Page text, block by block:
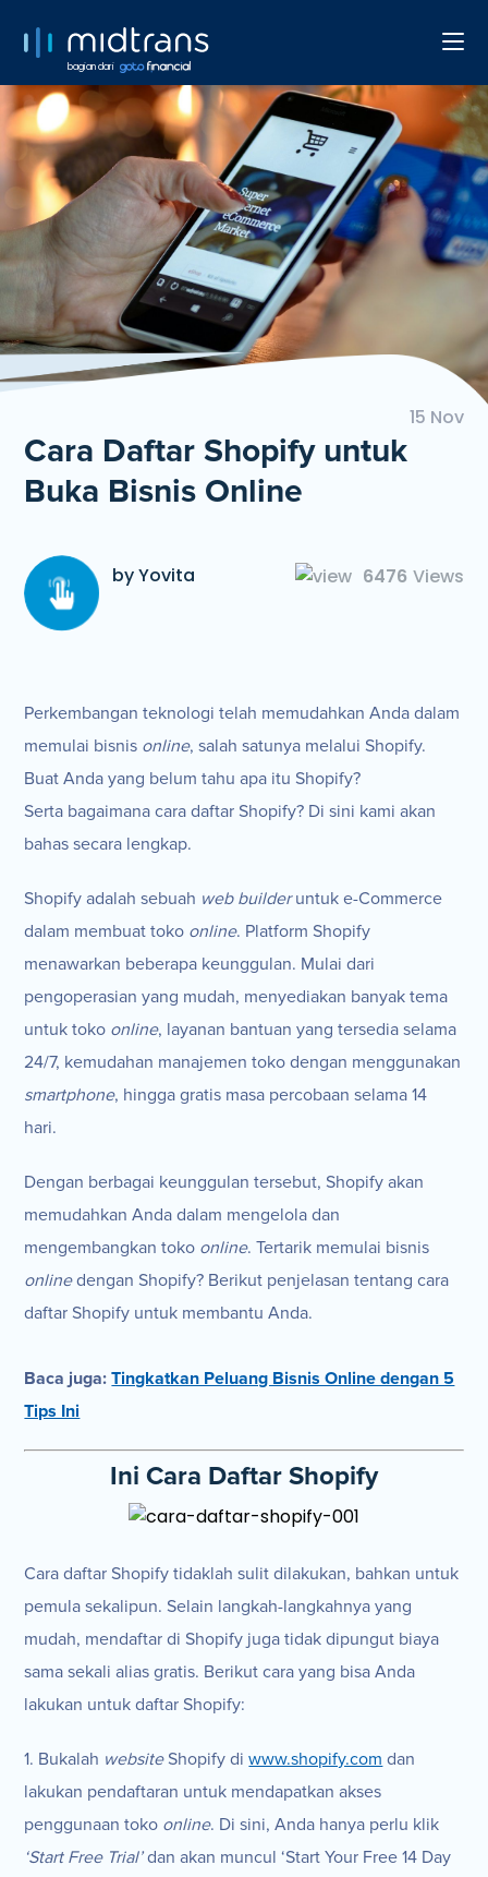
bagian dari
15 Nov
Cara Daftar Shopify untuk
Buka Bisnis Online
by Yovita 6476 Views
Perkembangan teknologi telah memudahkan Anda dalam
memulai bisnis online, salah satunya melalui Shopify.
Buat Anda yang belum tahu apa itu Shopify?
Serta bagaimana cara daftar Shopify? Di sini kami akan
bahas secara lengkap.
Shopify adalah sebuah web builderuntuk e-Commerce
dalam membuat toko online. Platform Shopify
menawarkan beberapa keunggulan. Mulai dari
pengoperasian yang mudah, menyediakan banyak tema
untuk toko online, layanan bantuan yang tersedia selama
24/7, kemudahan manajemen toko dengan menggunakan
smartphone, hingga gratis masa percobaan selama 14
hari.
Dengan berbagai keunggulan tersebut, Shopify akan
memudahkan Anda dalam mengelola dan
mengembangkan toko online. Tertarik memulai bisnis
onlinedengan Shopify? Berikut penjelasan tentang cara
daftar Shopify untuk membantu Anda.
Baca juga:Tingkatkan Peluang Bisnis Online dengan 5
Tips Ini
Ini Cara Daftar Shopify
Cara daftar Shopify tidaklah sulit dilakukan, bahkan untuk
pemula sekalipun. Selain langkah-langkahnya yang
mudah, mendaftar di Shopify juga tidak dipungut biaya
sama sekali alias gratis. Berikut cara yang bisa Anda
lakukan untuk daftar Shopify:
1. Bukalah websiteShopify diwww.shopify.com dan
lakukan pendaftaran untuk mendapatkan akses
penggunaan toko online. Di sini, Anda hanya perlu klik
‘Start Free Trial’dan akan muncul ‘Start Your Free 14 Day